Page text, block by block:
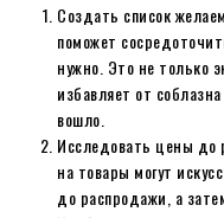
Создать список
поможет
нужно. Это не только
избавляет от
вошло.
Исследовать цены до
на товары могут
до распродажи, а